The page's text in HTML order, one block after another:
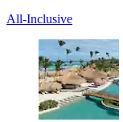
All-Inclusive